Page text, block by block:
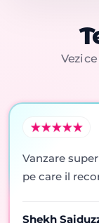
Vezi
Vanzare
pe care il
Shekh